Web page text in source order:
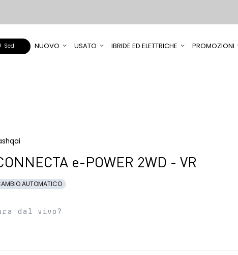
Sedi NUOVO USATO IBRIDE ED ELETTRICHE PROMOZIONI
e-POWER 2WD - VR
AUTOMATICO
dal vivo?